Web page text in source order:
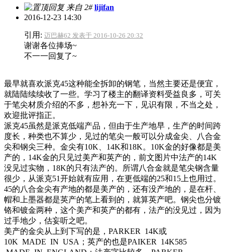
来自 2# lijifan
2016-12-23 14:30
引用: 迈巴赫62 发表于 2016-10-26 20:32
谢谢各位捧场~
不一一回复了~
最早就喜欢派克45这种能全拆卸的钢笔，当然主要还是便宜，
就陆陆续续收了一些。学习了楼主的翻译资料受益良多，可关
于笔尖材质介绍的不多，想补充一下，见识有限，不当之处，
欢迎批评指正。
派克45虽然是派克低端产品，但由于生产地早，生产的时间跨
度长，种类也不算少，见过的笔尖一般可以分成金尖、八合金
尖和钢尖三种。金尖有10K、14K和18K。10K金的好像都是美
产的，14K金的只见过美产和英产的，前文图片中法产的14K
没见过实物，18K的只有法产的。所谓八合金就是笔尖钢含量
很少，从派克51开始就有应用，在更低端的25和15上也用过。
45的八合金尖有产地的都是美产的，还有没产地的，是在杆、
帽和上墨器都是英产的笔上看到的，就算英产吧。钢尖也分镀
铬和镀金两种，这个美产和英产的都有，法产的没见过，因为
过手地少，估妄听之吧。
美产的金尖从上到下写的是，PARKER 14K或
10K MADE IN USA；英产的也是PAIKER 14K585